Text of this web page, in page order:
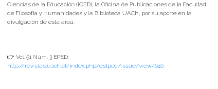
Ciencias de la Educación (ICED), la Oficina de Publicaciones de la Facultad
de Filosofía y Humanidades y la Biblioteca UACh, por su aporte en la
divulgación de esta área.
👉 Vol. 51 Núm. 3 EPED:
http://revistas.uach.cl/index.php/estped/issue/view/646